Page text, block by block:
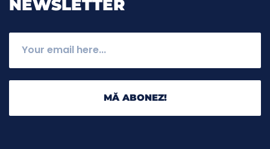
NEWSLETTER
MĂ ABONEZ!